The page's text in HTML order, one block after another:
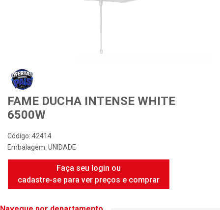
FAME DUCHA INTENSE WHITE
6500W